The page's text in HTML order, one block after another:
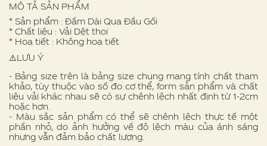
MÔ TẢ SẢN PHẨM
* Sản phẩm : Đầm Dài Qua Đầu Gối
* Chất liệu : Vải Dệt thoi
* Hoạ tiết : Không hoạ tiết
⚠️LƯU Ý
- Bảng size trên là bảng size chung mang tính chất tham
khảo, tùy thuộc vào số đo cơ thể, form sản phẩm và chất
liệu vải khác nhau sẽ có sự chênh lệch nhất định từ 1-2cm
hoặc hơn.
- Màu sắc sản phẩm có thể sẽ chênh lệch thực tế một
phần nhỏ, do ảnh hưởng về độ lệch màu của ánh sáng
nhưng vẫn đảm bảo chất lượng.